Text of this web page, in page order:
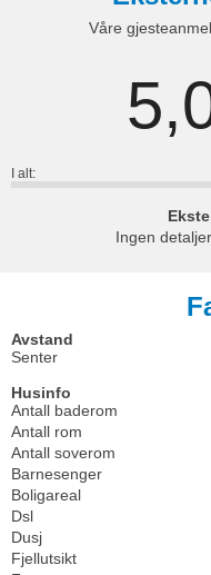
Våre
I alt:
Ingen
Avstand
Senter
Husinfo
Antall baderom
Antall rom
Antall soverom
Barnesenger
Boligareal
Dsl
Dusj
Fjellutsikt